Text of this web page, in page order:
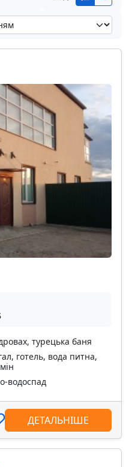
турецька баня
готель, вода питна,
водоспад
ДЕТАЛЬНІШЕ